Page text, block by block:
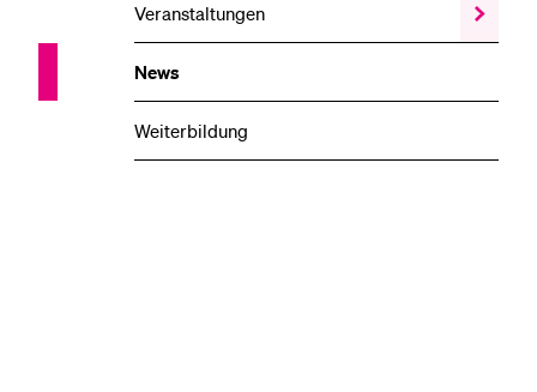
Veranstaltungen
Zeige
das
News
Weiterbildung